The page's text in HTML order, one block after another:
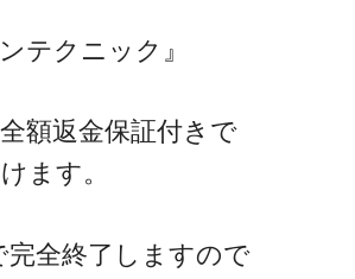
テクニック』
額返金保証付きで
ます。
完全終了しますので